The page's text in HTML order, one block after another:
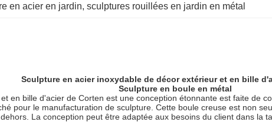
en acier en jardin, sculptures rouillées en jardin en métal
Sculpture en acier inoxydable de décor extérieur et en bille
Sculpture en boule en métal
en bille d'acier de Corten est une conception étonnante est faite de
pour le manufacturation de sculpture. Cette boule creuse est non
La conception peut être adaptée aux besoins du client dans la